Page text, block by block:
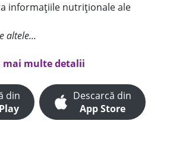
informațiile nutriționale ale
altele...
mai multe detalii
din
Descarcă din
App Store